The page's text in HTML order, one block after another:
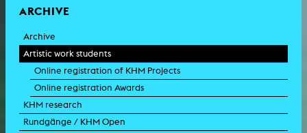
ARCHIVE
Archive
Artistic work students
Online registration of KHM Projects
Online registration Awards
KHM research
Rundgänge / KHM Open